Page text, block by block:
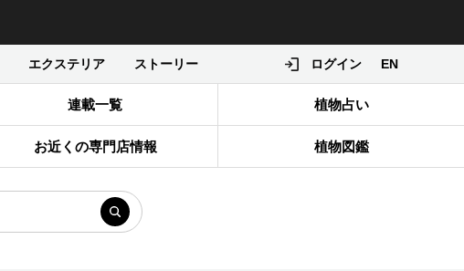
エクステリア ストーリー ログイン EN
連載一覧 植物占い
お近くの専門店情報 植物図鑑